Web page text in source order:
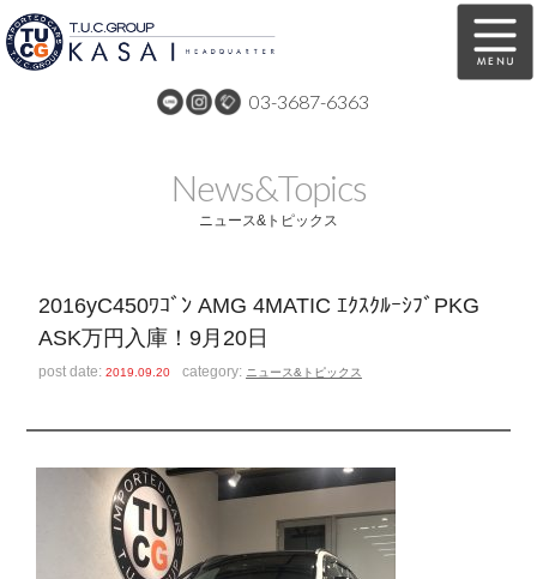
03-3687-6363
全国納車 特別作業
注文販売
スタッフ紹介 リクルート
お問い合わせ 会社概要
News&Topics
ニュース&トピックス
2016yC450ﾜｺﾞﾝ AMG 4MATIC ｴｸｽｸﾙｰｼﾌﾞPKG
ASK万円入庫！9月20日
post date:2019.09.20 category: ニュース&トピックス